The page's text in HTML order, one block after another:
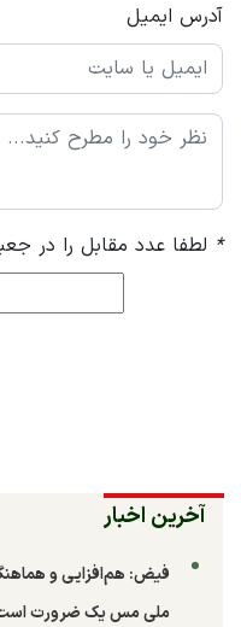
آدرس ایمیل
* لطفا عدد مقابل را در
آخرین اخبار
فیض: هم‌افزایی و
ملی مس یک ضرورت